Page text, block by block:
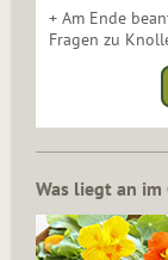
+ Am Ende
Fragen zu
Was liegt an im